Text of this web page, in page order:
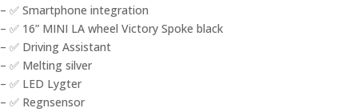
– ✅ Smartphone integration
– ✅ 16” MINI LA wheel Victory Spoke black
– ✅ Driving Assistant
– ✅ Melting silver
– ✅ LED Lygter
– ✅ Regnsensor